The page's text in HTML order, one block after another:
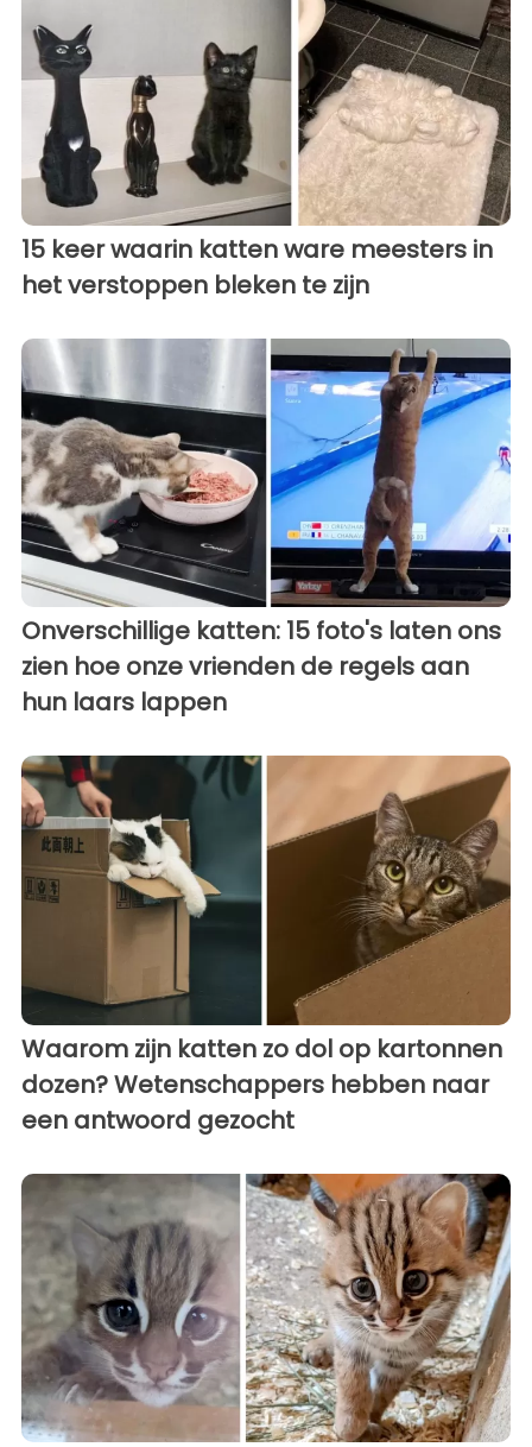
15 keer waarin katten ware meesters in
het verstoppen bleken te zijn
Onverschillige katten: 15 foto's laten ons
zien hoe onze vrienden de regels aan
hun laars lappen
Waarom zijn katten zo dol op kartonnen
dozen? Wetenschappers hebben naar
een antwoord gezocht